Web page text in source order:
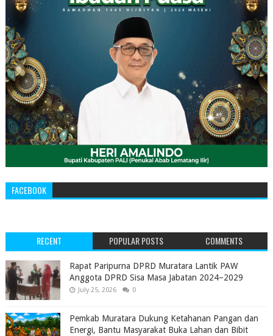
FACEBOOK
RECENT POPULAR POSTS COMMENTS
‎Rapat Paripurna DPRD Muratara Lantik PAW
Anggota DPRD Sisa Masa Jabatan 2024–2029 ‎
July 25, 2026 0
Pemkab Muratara Dukung Ketahanan Pangan dan
Energi, Bantu Masyarakat Buka Lahan dan Bibit